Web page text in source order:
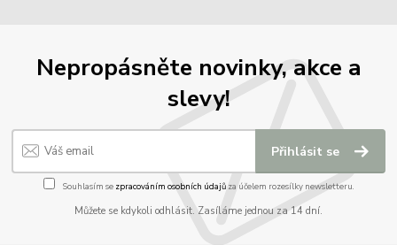
Nepropásněte novinky, akce a
slevy!
Přihlásit se
Souhlasím se zpracováním osobních údajůza účelem rozesílky newsletteru.
Můžete se kdykoli odhlásit. Zasíláme jednou za 14 dní.